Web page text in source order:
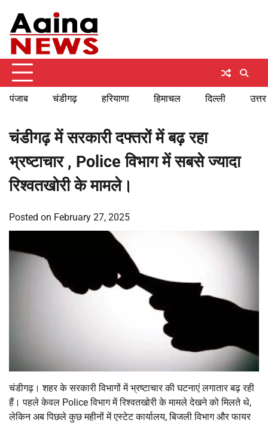
content
पंजाब चंडीगढ़ हरियाणा हिमाचल दिल्ली
चंडीगढ़ में सरकारी दफ्तरों में बढ़ रहा
भ्रष्टाचार , Police विभाग में सबसे ज्यादा
रिश्वतखोरी के मामले।
Posted on February 27, 2025
चंडीगढ़। शहर के सरकारी विभागों में भ्रष्टाचार की घटनाएं लगातार बढ़ रही
हैं। पहले केवल Police विभाग में रिश्वतखोरी के मामले देखने को मिलते थे,
लेकिन अब पिछले कुछ महीनों में एस्टेट कार्यालय, बिजली विभाग और फायर